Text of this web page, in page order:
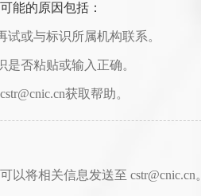
能的原因包括：
试或与标识所属机构联系。
是否粘贴或输入正确。
获取帮助。
以将相关信息发送至 cstr@cnic.cn